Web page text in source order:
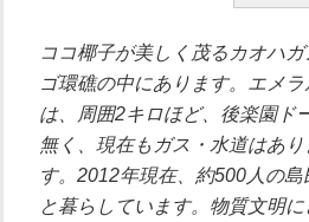
ココ椰子が美しく茂るカオハ
ゴ環礁の中にあります。エメ
は、周囲2キロほど、後楽園ド
無く、現在もガス・水道はあ
す。2012年現在、約500人の
と暮らしています。物質文明